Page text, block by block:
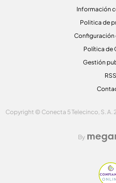
Información
Politica de
Configuración
Política de
Gestión
RSS
Copyright © Conecta 5 Telecinco, S. A.
By